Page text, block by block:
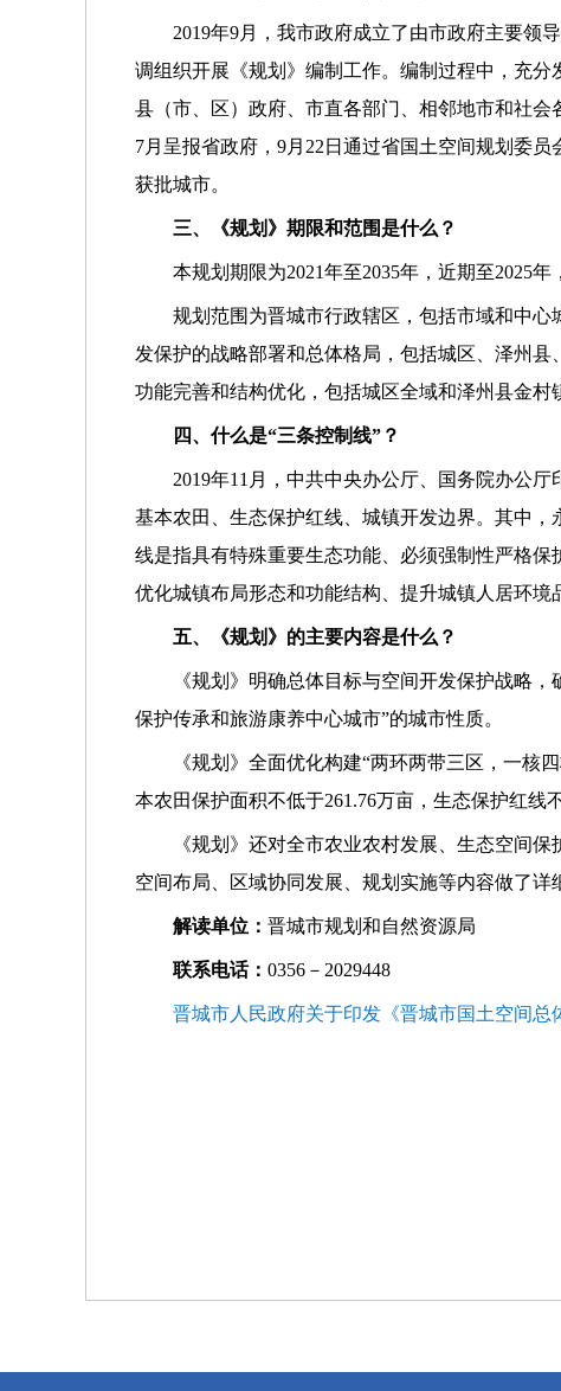
2019年9月，我市政府成立了由市政府主要领
调组织开展《规划》编制工作。编制过程中，充
县（市、区）政府、市直各部门、相邻地市和社
7月呈报省政府，9月22日通过省国土空间规划委
获批城市。
三、《规划》期限和范围是什么？
本规划期限为2021年至2035年，近期至2025年
规划范围为晋城市行政辖区，包括市域和中
发保护的战略部署和总体格局，包括城区、泽州
功能完善和结构优化，包括城区全域和泽州县金村
四、什么是“三条控制线”？
2019年11月，中共中央办公厅、国务院办公
基本农田、生态保护红线、城镇开发边界。其中
线是指具有特殊重要生态功能、必须强制性严格
优化城镇布局形态和功能结构、提升城镇人居环境
五、《规划》的主要内容是什么？
《规划》明确总体目标与空间开发保护战略
保护传承和旅游康养中心城市”的城市性质。
《规划》全面优化构建“两环两带三区，一核
本农田保护面积不低于261.76万亩，生态保护红线
《规划》还对全市农业农村发展、生态空间
空间布局、区域协同发展、规划实施等内容做了详
解读单位： 晋城市规划和自然资源局
联系电话： 0356－2029448
晋城市人民政府关于印发《晋城市国土空间总